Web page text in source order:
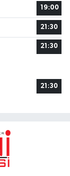
19:00
21:30
21:30
21:30